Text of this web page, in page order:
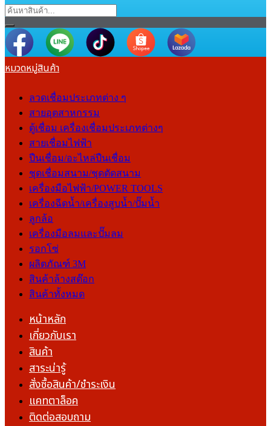
หมวดหมู่สินค้า
ลวดเชื่อมประเภทต่าง ๆ
สายอุตสาหกรรม
ตู้เชื่อม เครื่องเชื่อมประเภทต่างๆ
สายเชื่อมไฟฟ้า
ปืนเชื่อม/อะไหล่ปืนเชื่อม
ชุดเชื่อมสนาม/ชุดตัดสนาม
เครื่องมือไฟฟ้า/POWER TOOLS
เครื่องฉีดน้ำ/เครื่องสูบน้ำ/ปั๊มน้ำ
ลูกล้อ
เครื่องมือลมและปั๊มลม
รอกโซ่
ผลิตภัณฑ์ 3M
สินค้าล้างสต๊อก
สินค้าทั้งหมด
หน้าหลัก
เกี่ยวกับเรา
สินค้า
สาระน่ารู้
สั่งซื้อสินค้า/ชำระเงิน
แคทตาล็อค
ติดต่อสอบถาม